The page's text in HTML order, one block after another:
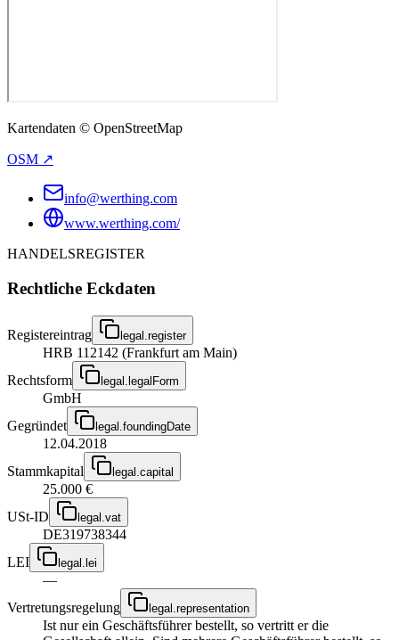
Kartendaten © OpenStreetMap
OSM ↗
info@werthing.com
www.werthing.com/
HANDELSREGISTER
Rechtliche Eckdaten
Registereintrag legal.register
HRB 112142 (Frankfurt am Main)
Rechtsform
legal.legalForm
GmbH
Gegründet
legal.foundingDate
12.04.2018
Stammkapital
legal.capital
25.000 €
USt-ID
legal.vat
DE319738344
LEI
legal.lei
—
Vertretungsregelung
legal.representation
Ist nur ein Geschäftsführer bestellt, so vertritt er die